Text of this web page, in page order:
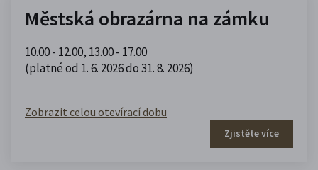
Městská obrazárna na zámku
10.00 - 12.00, 13.00 - 17.00
(platné od 1. 6. 2026 do 31. 8. 2026)
Zobrazit celou otevírací dobu
Zjistěte více